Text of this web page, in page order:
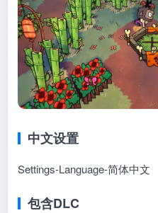
中文设置
Settings-Language-简体中文
包含DLC